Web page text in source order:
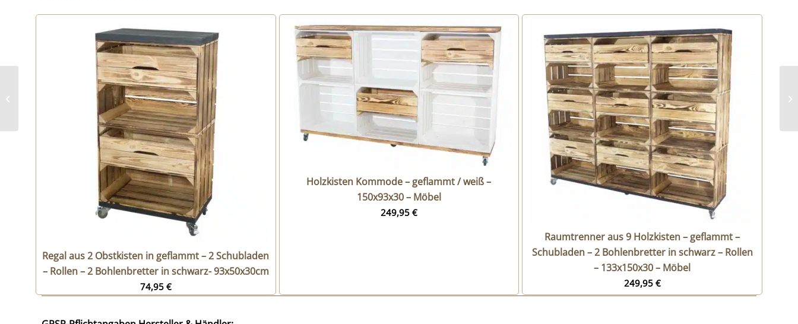
Regal aus 2 Obstkisten in geflammt – 2 Schubladen
– Rollen – 2 Bohlenbretter in schwarz- 93x50x30cm
74,95 €
Holzkisten Kommode – geflammt / weiß –
150x93x30 – Möbel
249,95 €
Raumtrenner aus 9 Holzkisten – geflammt –
Schubladen – 2 Bohlenbretter in schwarz – Rollen
– 133x150x30 – Möbel
249,95 €
Holzkisten – geflammt